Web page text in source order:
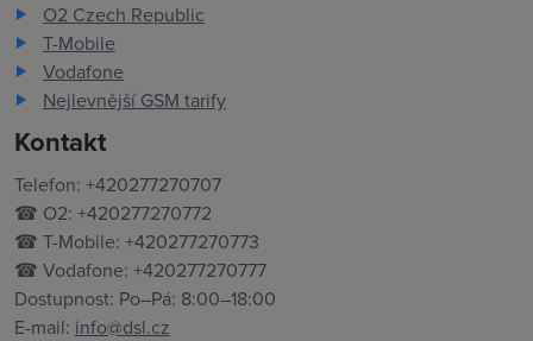
O2 Czech Republic
T-Mobile
Vodafone
Nejlevnější GSM tarify
Kontakt
Telefon: +420277270707
☎ O2: +420277270772
☎ T-Mobile: +420277270773
☎ Vodafone: +420277270777
Dostupnost: Po–Pá: 8:00–18:00
E-mail: info@dsl.cz